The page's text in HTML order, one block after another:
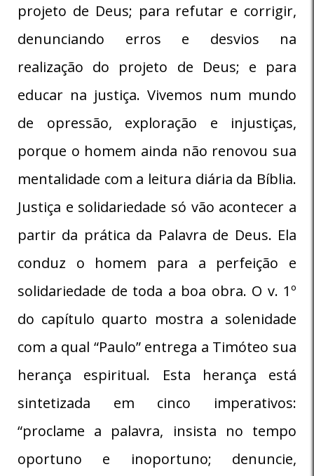
projeto de Deus; para refutar e corrigir,
denunciando erros e desvios na
realização do projeto de Deus; e para
educar na justiça. Vivemos num mundo
de opressão, exploração e injustiças,
porque o homem ainda não renovou sua
mentalidade com a leitura diária da Bíblia.
Justiça e solidariedade só vão acontecer a
partir da prática da Palavra de Deus. Ela
conduz o homem para a perfeição e
solidariedade de toda a boa obra. O v. 1º
do capítulo quarto mostra a solenidade
com a qual “Paulo” entrega a Timóteo sua
herança espiritual. Esta herança está
sintetizada em cinco imperativos:
“proclame a palavra, insista no tempo
oportuno e inoportuno; denuncie,